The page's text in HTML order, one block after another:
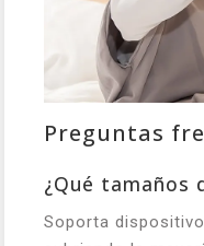
Preguntas
¿Qué
Soporta